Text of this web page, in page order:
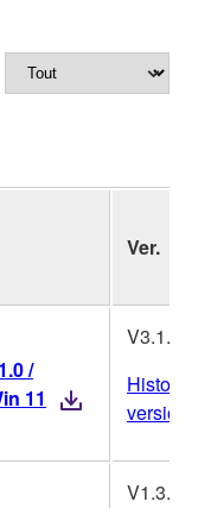
Ver.
/
11
V3.1.0
versions
V1.3.0